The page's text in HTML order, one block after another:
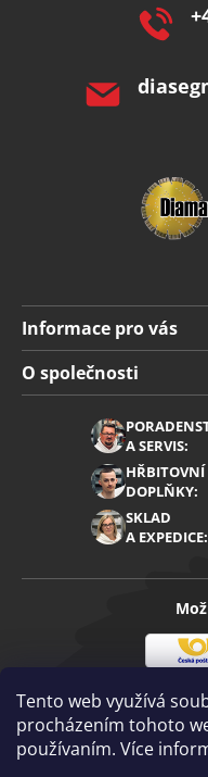
Tento web využívá
procházením tohoto
používaním. Více
Informace pro vás
Doprava a platba
Obchodní podmínky
Reklamace
Zpracování osobních údajů
O společnosti
A SERVIS:
HŘBITOVNÍ
DOPLŇKY:
SKLAD
A EXPEDICE:
pošta
Visa